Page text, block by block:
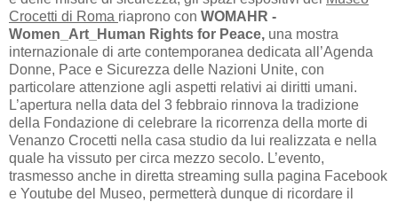
Crocetti di Roma riaprono con WOMAHR -
Women_Art_Human Rights for Peace, una mostra
internazionale di arte contemporanea dedicata all’Agenda
Donne, Pace e Sicurezza delle Nazioni Unite, con
particolare attenzione agli aspetti relativi ai diritti umani.
L’apertura nella data del 3 febbraio rinnova la tradizione
della Fondazione di celebrare la ricorrenza della morte di
Venanzo Crocetti nella casa studio da lui realizzata e nella
quale ha vissuto per circa mezzo secolo. L’evento,
trasmesso anche in diretta streaming sulla pagina Facebook
e Youtube del Museo, permetterà dunque di ricordare il